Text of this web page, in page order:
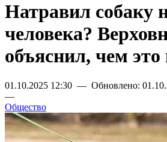
Натравил собаку
человека?
объяснил, чем это
01.10.2025 12:30 — Обновлено:
—
Общество